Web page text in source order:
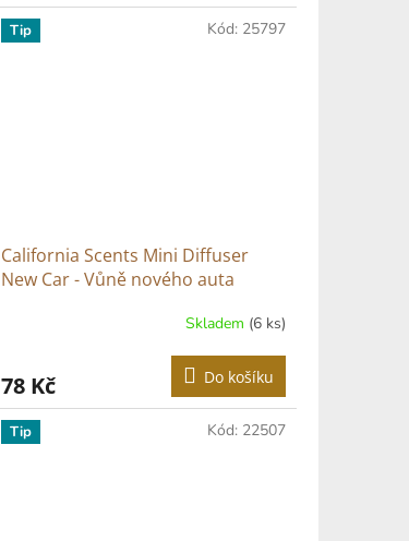
Tip
California Scents Mini Diffuser
New Car - Vůně nového auta
Skladem (6 ks)
78 Kč Do košíku
Kód: 25797
Tip Kód: 22507